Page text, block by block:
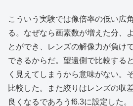
こういう実験では像倍率の低い広
る。なぜなら画素数が増えた分、
とができ、レンズの解像力が負け
できるからだ。望遠側で比較する
く見えてしまうから意味がない。
比較した。また絞りはレンズの収
良くなるであろうf6.3に設定した。